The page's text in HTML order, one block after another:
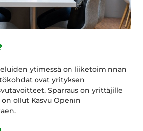
ytimessä on liiketoiminnan
ovat yrityksen
Sparraus on yrittäjille
ollut Kasvu Openin